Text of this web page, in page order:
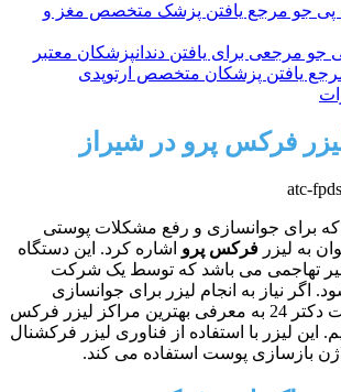
پی جو مرجع یافتن پزشک متخصص مغز و
جو مرجعی برای یافتن دندانپزشکان معتبر
یافتن پزشکان متخصص ارتوپدی
فرکس پرو در شیراز
که برای جوانسازی و رفع مشکلات پوستی
به لیزر فرکس پرو اشاره کرد. این دستگاه
غیر تهاجمی می باشد که توسط یک شرکت
اگر نیاز به انجام لیزر برای جوانسازی
پوست دارید، در سایت دکتر 24 به معرفی بهترین مراکز لیزر فرکس
این لیزر با استفاده از فناوری لیزر فرکشنال
بازسازی پوست استفاده می کند.